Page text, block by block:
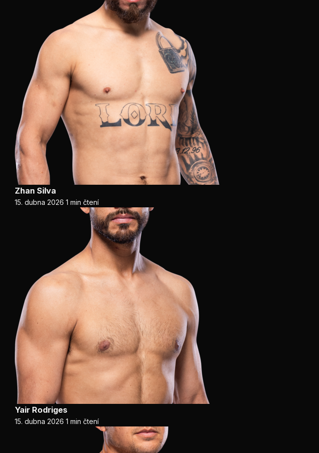
Zhan Silva
15. dubna 2026 1 min čtení
Yair Rodriges
15. dubna 2026 1 min čtení